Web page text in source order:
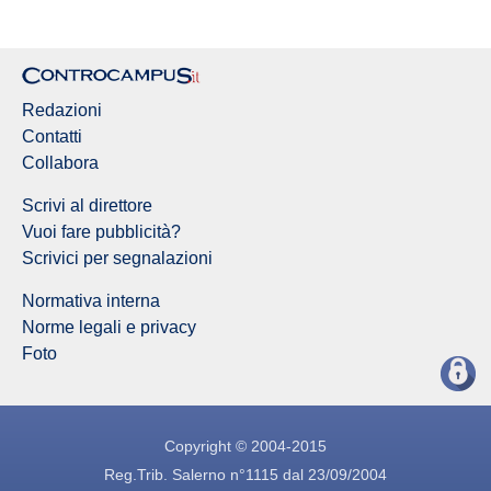
Redazioni
Contatti
Collabora
Scrivi al direttore
Vuoi fare pubblicità?
Scrivici per segnalazioni
Normativa interna
Norme legali e privacy
Foto
Copyright © 2004-2015
Reg.Trib. Salerno n°1115 dal 23/09/2004